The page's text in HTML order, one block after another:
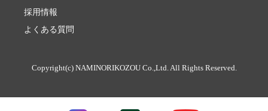
採用情報
よくある質問
Copyright(c) NAMINORIKOZOU Co.,Ltd. All Rights Reserved.